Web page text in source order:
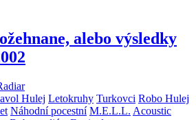
alebo výsledky
Hulej Letokruhy Turkovci Robo Hulej
Náhodní pocestní M.E.L.L. Acoustic